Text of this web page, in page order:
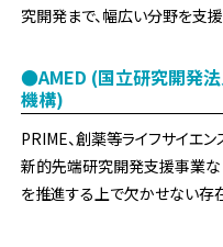
究開発まで、幅広い分野を支援
●AMED (国立研究開発
機構)
PRIME、創薬等ライフサイエ
新的先端研究開発支援事業な
を推進する上で欠かせない存